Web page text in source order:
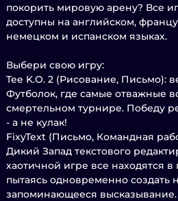
покорить мировую арену? Все
доступны на английском,
немецком и испанском языках.
Выбери свою игру:
Tee K.O. 2 (Рисование, Письмо):
Футболок, где самые отважные
смертельном турнире. Победу
- а не кулак!
FixyText (Письмо, Командная
Дикий Запад текстового
хаотичной игре все находятся в
пытаясь одновременно создать
запоминающееся